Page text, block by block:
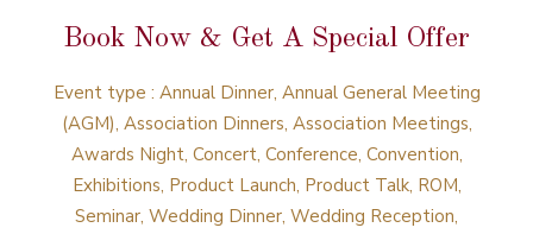
Book Now & Get A Special Offer
Event type : Annual Dinner, Annual General Meeting
(AGM), Association Dinners, Association Meetings,
Awards Night, Concert, Conference, Convention,
Exhibitions, Product Launch, Product Talk, ROM,
Seminar, Wedding Dinner, Wedding Reception,